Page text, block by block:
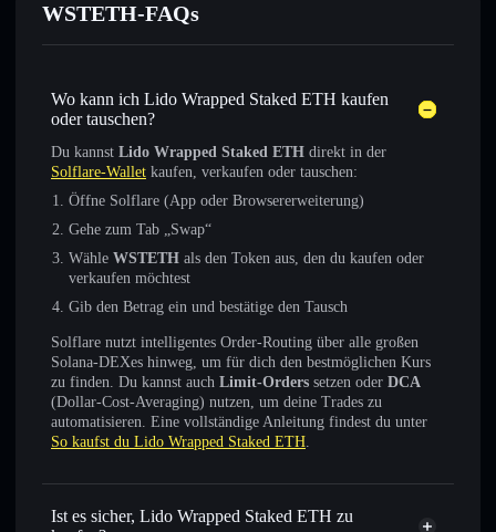
WSTETH-FAQs
Wo kann ich Lido Wrapped Staked ETH kaufen
oder tauschen?
Du kannst Lido Wrapped Staked ETH direkt in der
Solflare-Wallet kaufen, verkaufen oder tauschen:
Öffne Solflare (App oder Browsererweiterung)
Gehe zum Tab „Swap“
Wähle WSTETH als den Token aus, den du kaufen oder
verkaufen möchtest
Gib den Betrag ein und bestätige den Tausch
Solflare nutzt intelligentes Order-Routing über alle großen
Solana-DEXes hinweg, um für dich den bestmöglichen Kurs
zu finden. Du kannst auch Limit-Orders setzen oder DCA
(Dollar-Cost-Averaging) nutzen, um deine Trades zu
automatisieren. Eine vollständige Anleitung findest du unter
So kaufst du Lido Wrapped Staked ETH.
Ist es sicher, Lido Wrapped Staked ETH zu